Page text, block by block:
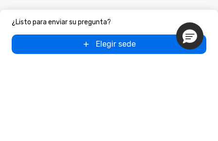
¿Listo para enviar su pregunta?
Elegir sede